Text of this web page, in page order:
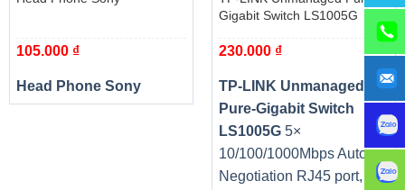
105.000 ₫
Head Phone Sony
Gigabit Switch LS1005G
230.000 ₫
TP-LINK Unmanaged
Pure-Gigabit Switch
LS1005G5×
10/100/1000Mbps Auto-
Negotiation RJ45 port,